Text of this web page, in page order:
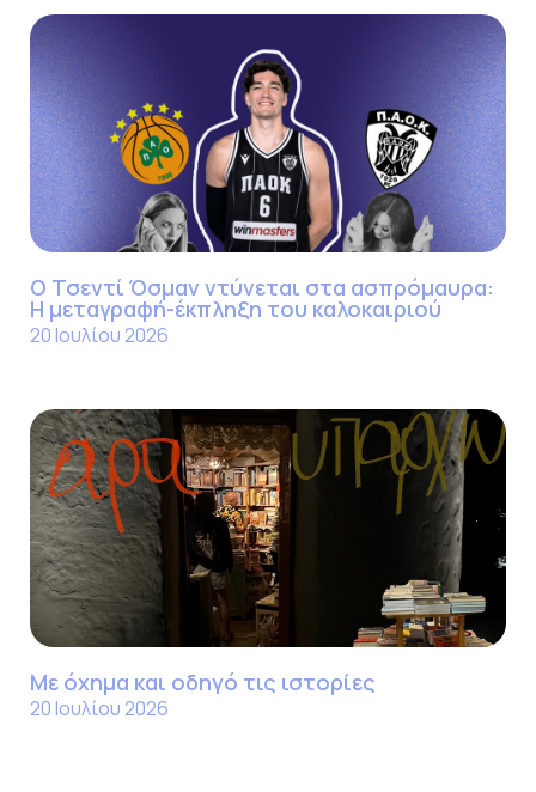
Ο Τσεντί Όσμαν ντύνεται στα ασπρόμαυρα:
Η μεταγραφή-έκπληξη του καλοκαιριού
20 Ιουλίου 2026
Με όχημα και οδηγό τις ιστορίες
20 Ιουλίου 2026